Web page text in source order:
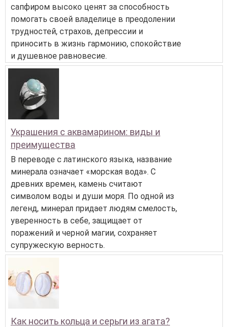
сапфиром высоко ценят за способность
помогать своей владелице в преодолении
трудностей, страхов, депрессии и
приносить в жизнь гармонию, спокойствие
и душевное равновесие.
Украшения с аквамарином: виды и
преимущества
В переводе с латинского языка, название
минерала означает «морская вода». С
древних времен, камень считают
символом воды и души моря. По одной из
легенд, минерал придает людям смелость,
уверенность в себе, защищает от
поражений и черной магии, сохраняет
супружескую верность.
Как носить кольца и серьги из агата?